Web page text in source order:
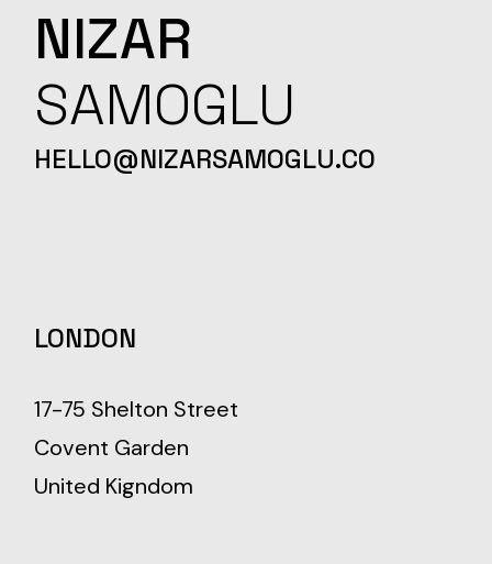
NIZAR
SAMOGLU
HELLO@NIZARSAMOGLU.CO
LONDON
17-75 Shelton Street
Covent Garden
United Kigndom